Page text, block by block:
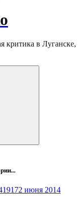
критика в Луганске,
19172 июня 2014